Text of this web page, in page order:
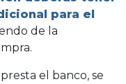
para el
de la
el banco, se